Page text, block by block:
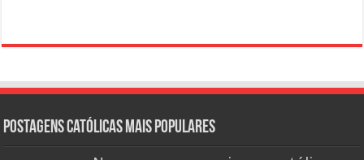
Postagens católicas mais Populares